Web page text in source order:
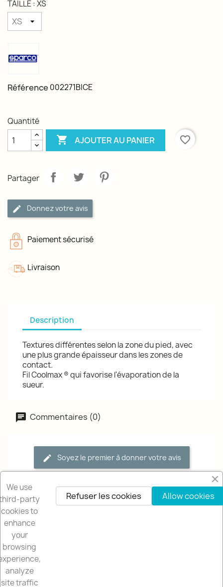
TAILLE : XS
Référence 002271BICE
Quantité
 AJOUTER AU PANIER favorite_border
Partager
Donnez votre avis
Paiement sécurisé
Livraison
Description
Textures différentes selon la zone du pied, avec
une plus grande épaisseur dans les zones de
contact.
Fil Coolmax ® qui favorise l'évaporation de la
sueur.
Commentaires (0)
Soyez le premier à donner votre avis
NOTRE SOCIÉTÉ
NUESTRA TIENDA
We use
party
cookies to
enhance
your
browsing
analyze
site traffic
Allow cookies
Refuser les cookies